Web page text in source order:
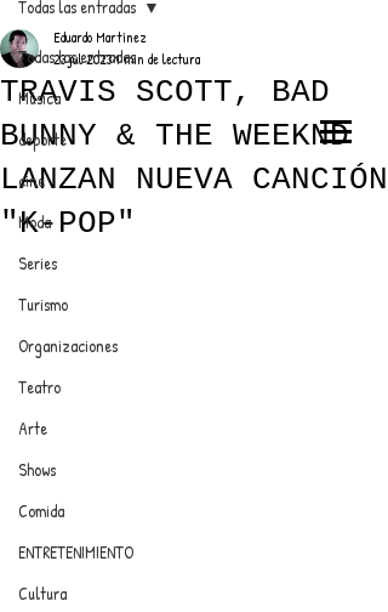
ANUNCIATE CON NOSOTROS
PARA MÁS INFORMACIÓN:
dinamicaseltrendytop@gmail.com
EL TRENDY TOP
CON EDDY MARTINEZ
Todas las entradas
Música
deporte
cine
Moda
Series
Turismo
Organizaciones
Teatro
Arte
Shows
Comida
ENTRETENIMIENTO
Cultura
Todas las entradas
TRAVIS SCOTT, BAD
BUNNY & THE WEEKND
LANZAN NUEVA CANCIÓN
"K-POP"
Eduardo Martínez
23 jul 20231 min de lectura